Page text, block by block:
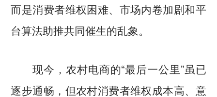
而是消费者维权困难、市场内卷加剧和平
台算法助推共同催生的乱象。
现今，农村电商的“最后一公里”虽已
逐步通畅，但农村消费者维权成本高、意